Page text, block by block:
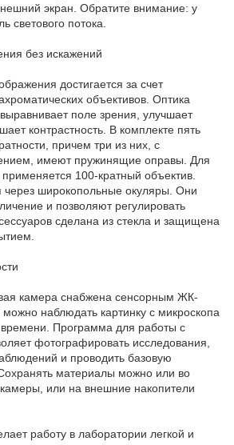
экран. Обратите внимание: у
светового потока.
без искажений
достигается за счет
объективов. Оптика
поле зрения, улучшает
контрастность. В комплекте пять
причем три из них, с
имеют пружинящие оправы. Для
100-кратный объектив.
через широкопольные окуляры. Они
и позволяют регулировать
сделана из стекла и защищена
камера снабжена сенсорным ЖК-
наблюдать картинку с микроскопа
Программа для работы с
фотографировать исследования,
и проводить базовую
материалы можно или во
или на внешние накопители
работу в лаборатории легкой и